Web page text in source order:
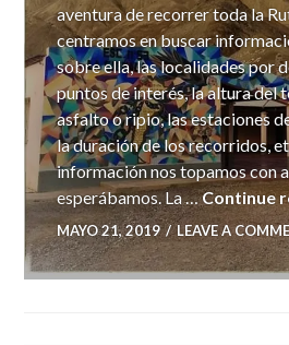
aventura de recorrer toda la
centramos en buscar
sobre ella, las localidades por
puntos de interés, la altura del
asfalto o ripio, las estaciones
la duración de los recorridos,
información nos topamos con
esperábamos. La …Continue
MAYO 21, 2019 LEAVE A